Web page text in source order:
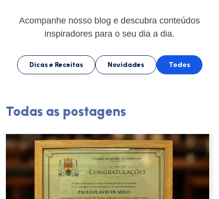
Acompanhe nosso blog e descubra conteúdos
inspiradores para o seu dia a dia.
Dicas e Receitas Novidades Todos
Todas as postagens